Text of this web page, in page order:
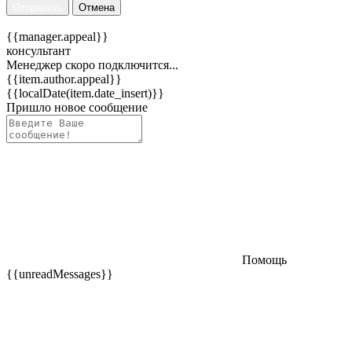
Отмена
{{manager.appeal}}
консультант
Менеджер скоро подключится...
{{item.author.appeal}}
{{localDate(item.date_insert)}}
Пришло новое сообщение
Помощь
{{unreadMessages}}